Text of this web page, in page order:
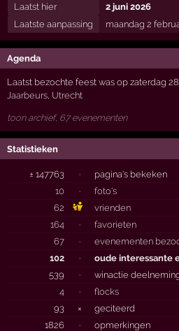
Laatst hier
2 juni 2026
Laatste aanpassing
maandag 2
Agenda
Laatst bezochte feest was op zaterdag
Jaarbeurs, Utrecht
toon archief, 67 evenementen
Statistieken
± 147763 ·
pagina's bekeken
10
·
foto's
62
vrienden
164
·
favorieten
67
·
evenementen
102
·
oude interessante
539
·
winactie
4
·
flocks
93
×
geciteerd
1826
·
opmerkingen